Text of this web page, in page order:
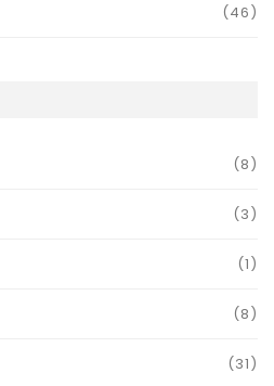
(46)
(8)
(3)
(1)
(8)
(31)